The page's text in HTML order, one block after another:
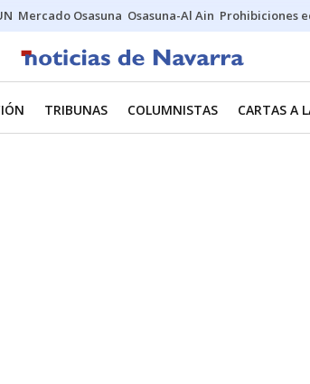
Mercado Osasuna Osasuna-Al Ain Prohibiciones
TRIBUNAS COLUMNISTAS CARTAS A